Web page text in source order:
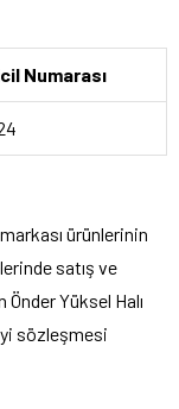
Numarası
ürünlerinin
satış ve
Yüksel Halı
sözleşmesi